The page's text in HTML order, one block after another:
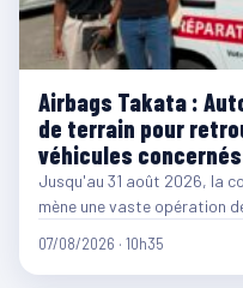
Airbags Takata :
de terrain pour
véhicules concernés
Jusqu'au 31 août 2026, la
mène une vaste opération
07/08/2026 · 10h35